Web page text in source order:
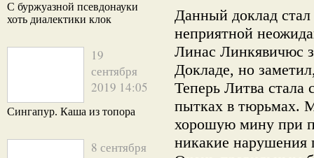
С буржуазной псевдонауки
хоть диалектики клок
19
сентября
2019 14:05
Сингапур. Каша из топора
8 сентября
Данный доклад стал
неприятной
Линас Линкявичюс
Докладе, но
Теперь Литва
пытках в тюрьмах.
хорошую мину при
никакие нарушения